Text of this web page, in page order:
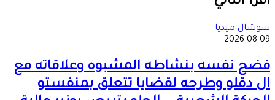
البريد
سوشال ميديا
2026-08-09
فضح نفسه بنشاطه المشبوه وعلاقاته مع
ال دقلو وطرحه لقضايا تتعلق بمنفستو